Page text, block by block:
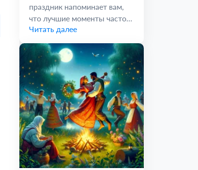
праздник напоминает вам,
что лучшие моменты часто
скрываются...
Читать далее